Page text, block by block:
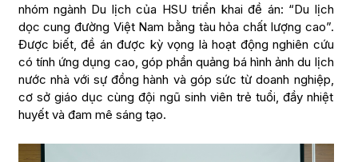
nhóm ngành Du lịch của HSU triển khai đề án: “Du lịch
dọc cung đường Việt Nam bằng tàu hỏa chất lượng cao”.
Được biết, đề án được kỳ vọng là hoạt động nghiên cứu
có tính ứng dụng cao, góp phần quảng bá hình ảnh du lịch
nước nhà với sự đồng hành và góp sức từ doanh nghiệp,
cơ sở giáo dục cùng đội ngũ sinh viên trẻ tuổi, đầy nhiệt
huyết và đam mê sáng tạo.